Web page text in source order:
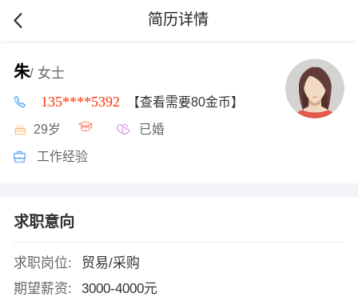
简历详情
朱/ 女士
135****5392 【查看需要80金币】
29岁 已婚
工作经验
求职意向
求职岗位:
贸易/采购
期望薪资:
3000-4000元